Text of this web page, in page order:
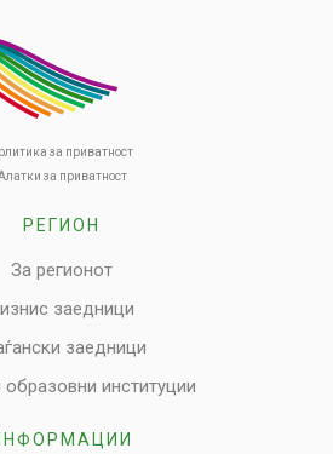
за приватност
за приватност
РЕГИОН
За регионот
заедници
заедници
образовни институции